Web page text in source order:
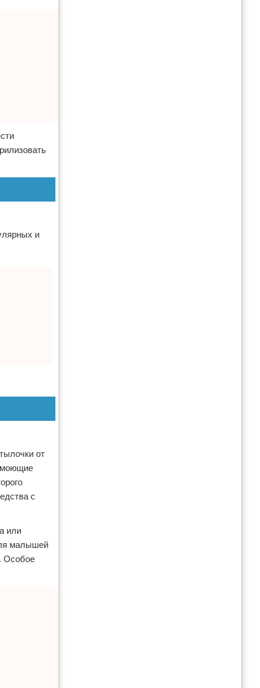
и
от
моющие
с
или
малышей
Особое